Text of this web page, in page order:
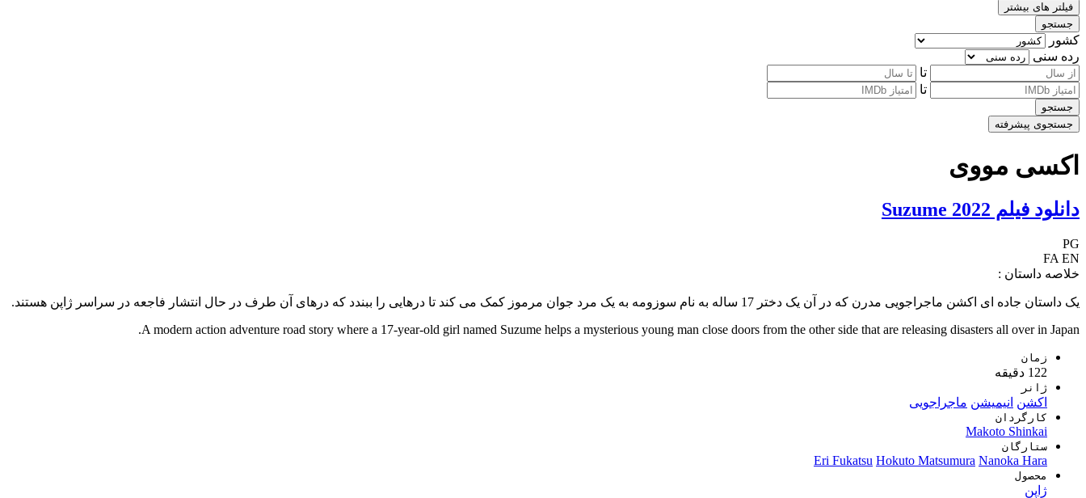
فیلتر های بیشتر
جستجو
کشور
رده سنی
تا
تا
جستجو
جستجوی پیشرفته
اکسی مووی
دانلود فیلم Suzume 2022
PG
FA EN
خلاصه داستان :
یک داستان جاده ای اکشن ماجراجویی مدرن که در آن یک دختر 17 ساله به نام سوزومه به یک مرد جوان مرموز کمک می کند تا درهایی را ببندد که درهای آن طرف در حال انتشار فاجعه در سراسر ژاپن هستند.
A modern action adventure road story where a 17-year-old girl named Suzume helps a mysterious young man close doors from the other side that are releasing disasters all over in Japan.
زمان
122 دقیقه
ژانر
اکشن انیمیشن ماجراجویی
کارگردان
Makoto Shinkai
ستارگان
Eri Fukatsu Hokuto Matsumura Nanoka Hara
محصول
ژاپن